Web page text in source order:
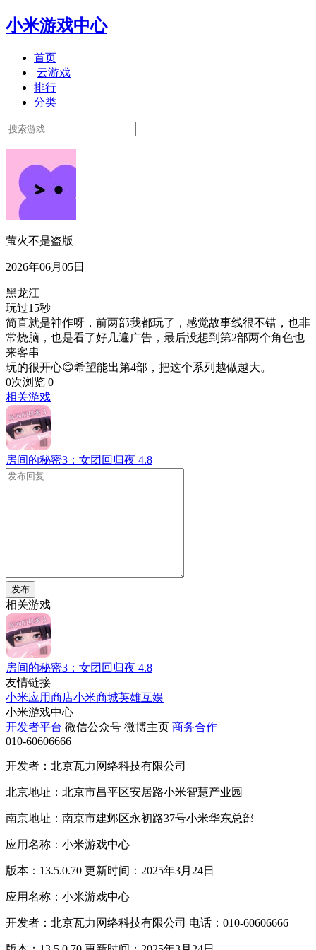
小米游戏中心
首页
云游戏
排行
分类
萤火不是盗版
2026年06月05日
黑龙江
玩过15秒
简直就是神作呀，前两部我都玩了，感觉故事线很不错，也非
常烧脑，也是看了好几遍广告，最后没想到第2部两个角色也
来客串
玩的很开心😊希望能出第4部，把这个系列越做越大。
0次浏览 0
相关游戏
房间的秘密3：女团回归夜 4.8
发布
相关游戏
房间的秘密3：女团回归夜 4.8
友情链接
小米应用商店小米商城英雄互娱
小米游戏中心
开发者平台 微信公众号 微博主页 商务合作
010-60606666
开发者：北京瓦力网络科技有限公司
北京地址：北京市昌平区安居路小米智慧产业园
南京地址：南京市建邺区永初路37号小米华东总部
应用名称：小米游戏中心
版本：13.5.0.70 更新时间：2025年3月24日
应用名称：小米游戏中心
开发者：北京瓦力网络科技有限公司 电话：010-60606666